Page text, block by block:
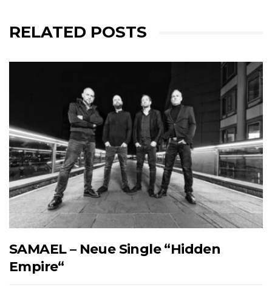
RELATED POSTS
SAMAEL – Neue Single “Hidden
Empire“